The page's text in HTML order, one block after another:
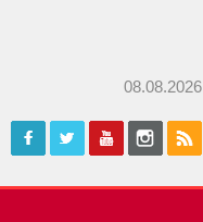
08.08.2026